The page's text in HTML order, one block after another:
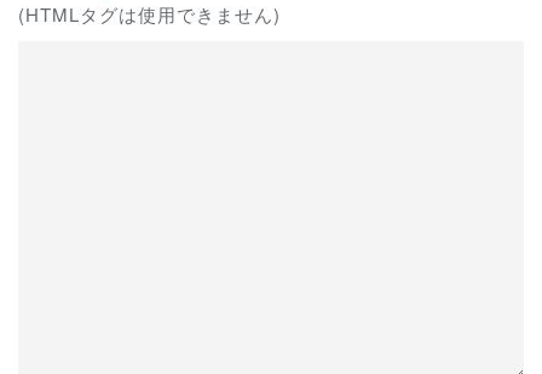
(HTMLタグは使用できません)